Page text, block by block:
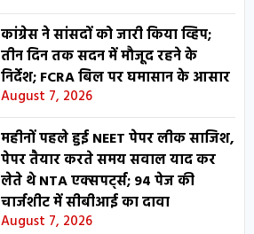
कांग्रेस ने सांसदों को जारी किया व्हिप;
तीन दिन तक सदन में मौजूद रहने के
निर्देश; FCRA बिल पर घमासान के आसार
August 7, 2026
महीनों पहले हुई NEET पेपर लीक साजिश,
पेपर तैयार करते समय सवाल याद कर
लेते थे NTA एक्सपर्ट्स; 94 पेज की
चार्जशीट में सीबीआई का दावा
August 7, 2026